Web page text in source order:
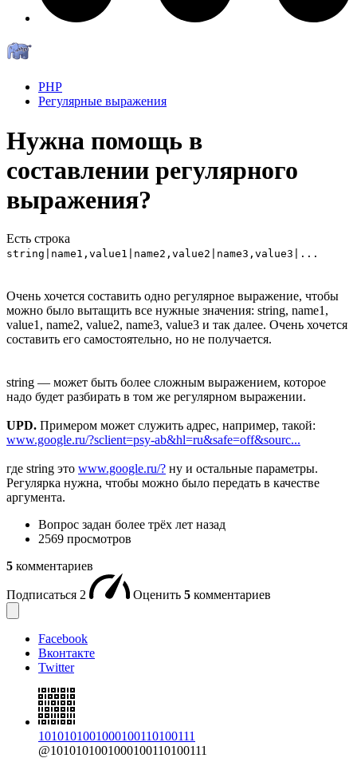
PHP
Регулярные выражения
Нужна помощь в
составлении регулярного
выражения?
Есть строка
string|name1,value1|name2,value2|name3,value3|...
Очень хочется составить одно регулярное выражение, чтобы
можно было вытащить все нужные значения: string, name1,
value1, name2, value2, name3, value3 и так далее. Очень хочется
составить его самостоятельно, но не получается.
string — может быть более сложным выражением, которое
надо будет разбирать в том же регулярном выражении.
UPD. Примером может служить адрес, например, такой:
www.google.ru/?sclient=psy-ab&hl=ru&safe=off&sourc...
где string это www.google.ru/? ну и остальные параметры.
Регулярка нужна, чтобы можно было передать в качестве
аргумента.
Вопрос задан более трёх лет назад
2569 просмотров
5 комментариев
Подписаться 2 Оценить 5 комментариев
Facebook
Вконтакте
Twitter
1010101001000100110100111
@1010101001000100110100111